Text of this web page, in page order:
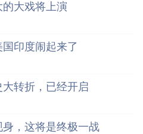
大戏将上演
印度闹起来了
转折，已经开启
，这将是终极一战